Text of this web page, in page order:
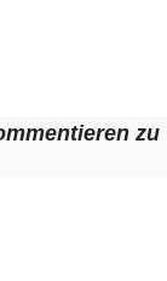
zu